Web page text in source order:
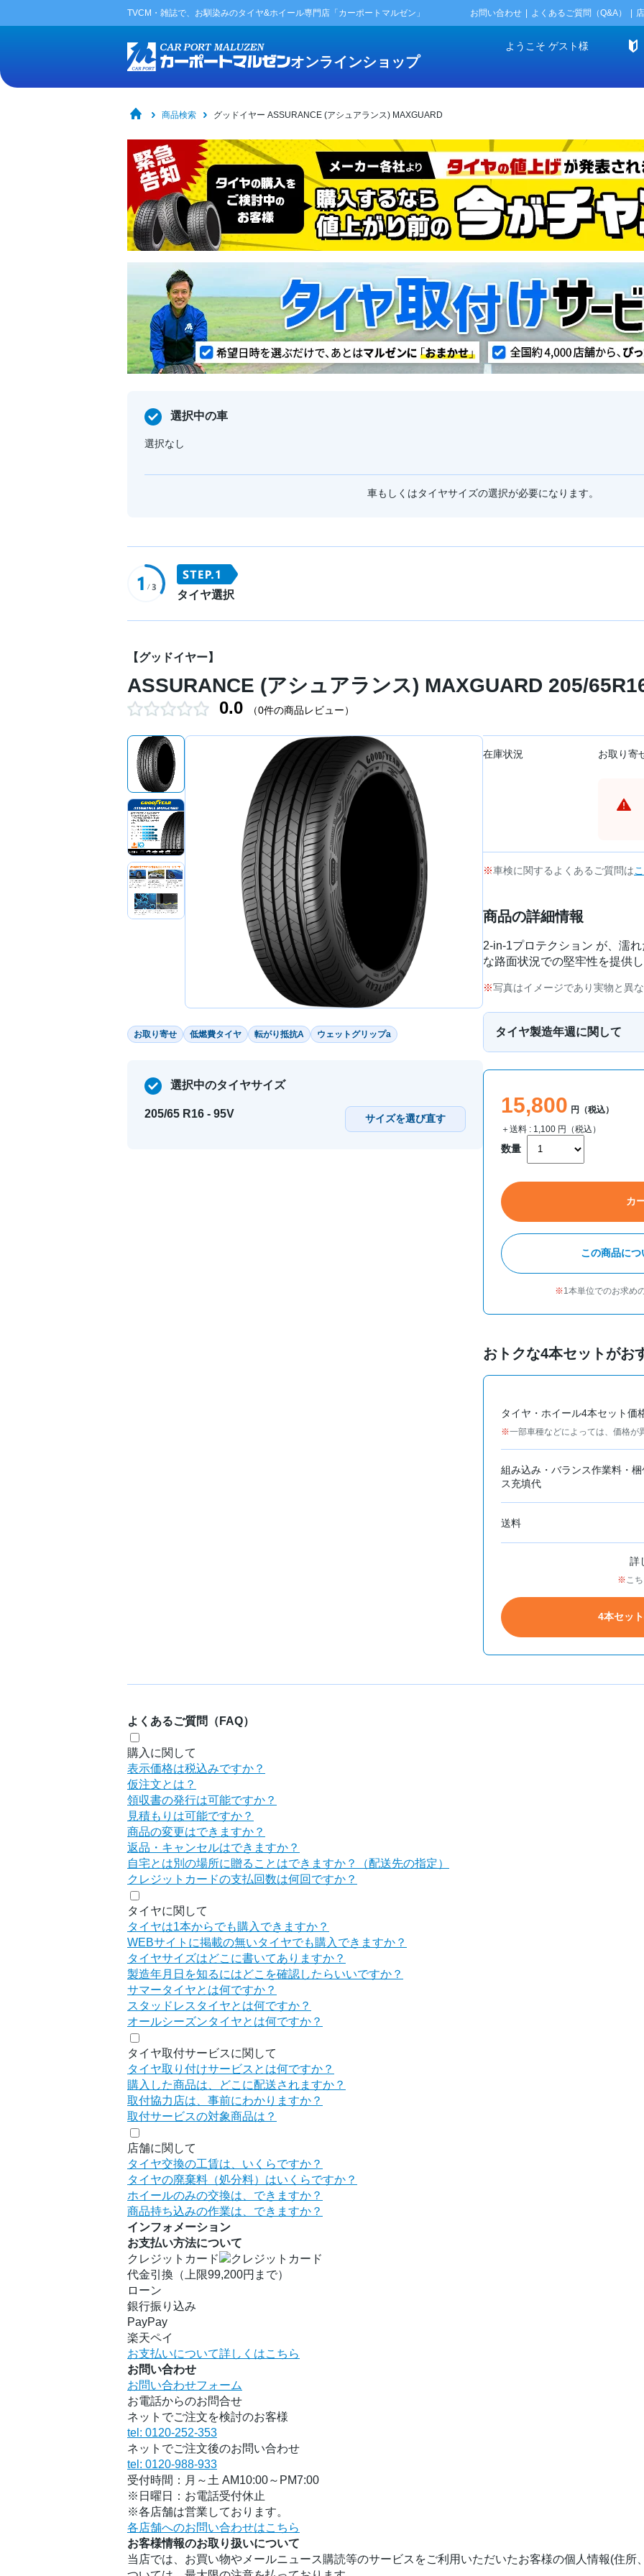
TVCM・雑誌で、お馴染みのタイヤ&ホイール専門店「カーポートマルゼン」 お問い合わせ よくあるご質問（Q&A）
オンラインショップ
ようこそ ゲスト様
商品検索 グッドイヤー ASSURANCE (アシュアランス) MAXGUARD
選択中の車
選択なし
車もしくはタイヤサイズの選択が必要になります。
タイヤ選択
【グッドイヤー】
ASSURANCE (アシュアランス) MAXGUARD 205/
0.0 （0件の商品レビュー）
お取り寄せ 低燃費タイヤ 転がり抵抗A ウェットグリップa
選択中のタイヤサイズ
205/65 R16 - 95V サイズを選び直す
在庫状況 お取り寄
車検に関するよくあるご質問は
商品の詳細情報
2-in-1プロテクション が、濡
な路面状況での堅牢性を提供し
写真はイメージであり実物と異
タイヤ製造年週に関して
15,800 円（税込）
＋送料 : 1,100 円（税込）
数量
カ
この商品に
1本単位でのお求め
おトクな4本セットがお
タイヤ・ホイール4本セット価
一部車種などによっては、価格が
組み込み・バランス作業料・
ス充填代
送料
詳
こ
4本セッ
よくあるご質問（FAQ）
購入に関して
表示価格は税込みですか？
仮注文とは？
領収書の発行は可能ですか？
見積もりは可能ですか？
商品の変更はできますか？
返品・キャンセルはできますか？
自宅とは別の場所に贈ることはできますか？（配送先の指定）
クレジットカードの支払回数は何回ですか？
タイヤに関して
タイヤは1本からでも購入できますか？
WEBサイトに掲載の無いタイヤでも購入できますか？
タイヤサイズはどこに書いてありますか？
製造年月日を知るにはどこを確認したらいいですか？
サマータイヤとは何ですか？
スタッドレスタイヤとは何ですか？
オールシーズンタイヤとは何ですか？
タイヤ取付サービスに関して
タイヤ取り付けサービスとは何ですか？
購入した商品は、どこに配送されますか？
取付協力店は、事前にわかりますか？
取付サービスの対象商品は？
店舗に関して
タイヤ交換の工賃は、いくらですか？
タイヤの廃棄料（処分料）はいくらですか？
ホイールのみの交換は、できますか？
商品持ち込みの作業は、できますか？
インフォメーション
お支払い方法について
クレジットカード
代金引換（上限99,200円まで）
ローン
銀行振り込み
PayPay
楽天ペイ
お支払いについて詳しくはこちら
お問い合わせ
お問い合わせフォーム
お電話からのお問合せ
ネットでご注文を検討のお客様
tel: 0120-252-353
ネットでご注文後のお問い合わせ
tel: 0120-988-933
受付時間：月～土 AM10:00～PM7:00
※日曜日：お電話受付休止
※各店舗は営業しております。
各店舗へのお問い合わせはこちら
お客様情報のお取り扱いについて
当店では、お買い物やメールニュース購読等のサービスをご利用いただいたお客様の個人情報(住所